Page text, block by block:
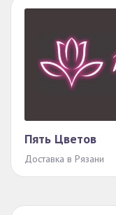
Пять Цветов
Доставка в Рязани